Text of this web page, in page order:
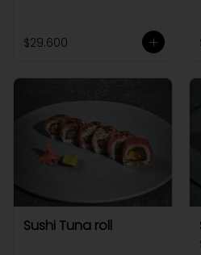
$29.600
Sushi Tuna roll